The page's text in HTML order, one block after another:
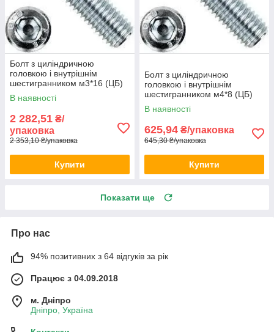
Болт з циліндричною
головкою і внутрішнім
шестигранником м3*16 (ЦБ)
DIN 912 1000шт/уп
В наявності
2 282,51 ₴/
упаковка
2 353,10 ₴/упаковка
Купити
Болт з циліндричною
головкою і внутрішнім
шестигранником м4*8 (ЦБ)
DIN 912 500шт/уп
В наявності
625,94 ₴/упаковка
645,30 ₴/упаковка
Купити
Показати ще
Про нас
94% позитивних з 64 відгуків за рік
Працює з 04.09.2018
м. Дніпро
Дніпро, Україна